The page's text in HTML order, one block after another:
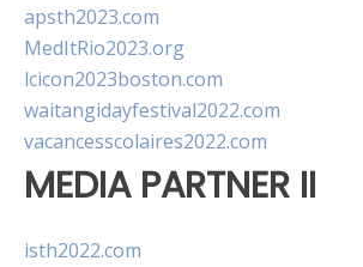
apsth2023.com
MedItRio2023.org
lcicon2023boston.com
waitangidayfestival2022.com
vacancesscolaires2022.com
MEDIA PARTNER II
isth2022.com